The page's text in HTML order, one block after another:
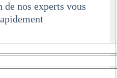
LANX HD
de nos experts vous